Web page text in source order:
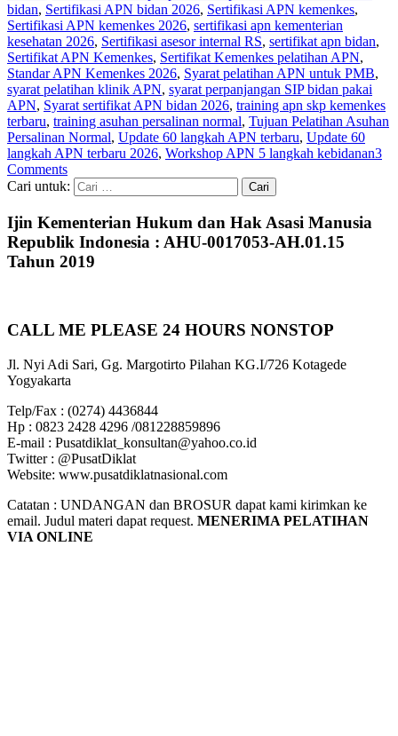
bidan, Sertifikasi APN bidan 2026, Sertifikasi APN kemenkes,
Sertifikasi APN kemenkes 2026, sertifikasi apn kementerian
kesehatan 2026, Sertifikasi asesor internal RS, sertifikat apn bidan,
Sertifikat APN Kemenkes, Sertifikat Kemenkes pelatihan APN,
Standar APN Kemenkes 2026, Syarat pelatihan APN untuk PMB,
syarat pelatihan klinik APN, syarat perpanjangan SIP bidan pakai
APN, Syarat sertifikat APN bidan 2026, training apn skp kemenkes
terbaru, training asuhan persalinan normal, Tujuan Pelatihan Asuhan
Persalinan Normal, Update 60 langkah APN terbaru, Update 60
langkah APN terbaru 2026, Workshop APN 5 langkah kebidanan3
Comments
Cari untuk:
Ijin Kementerian Hukum dan Hak Asasi Manusia
Republik Indonesia : AHU-0017053-AH.01.15
Tahun 2019
CALL ME PLEASE 24 HOURS NONSTOP
Jl. Nyi Adi Sari, Gg. Margotirto Pilahan KG.I/726 Kotagede
Yogyakarta
Telp/Fax : (0274) 4436844
Hp : 0823 2428 4296 /081228859896
E-mail : Pusatdiklat_konsultan@yahoo.co.id
Twitter : @PusatDiklat
Website: www.pusatdiklatnasional.com
Catatan : UNDANGAN dan BROSUR dapat kami kirimkan ke
email. Judul materi dapat request. MENERIMA PELATIHAN
VIA ONLINE